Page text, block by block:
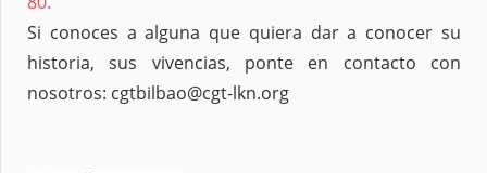
Si conoces a alguna que quiera dar a conocer su
historia, sus vivencias, ponte en contacto con
nosotros: cgtbilbao@cgt-lkn.org